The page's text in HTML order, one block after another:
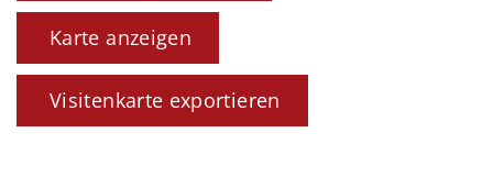
Karte anzeigen
Visitenkarte exportieren